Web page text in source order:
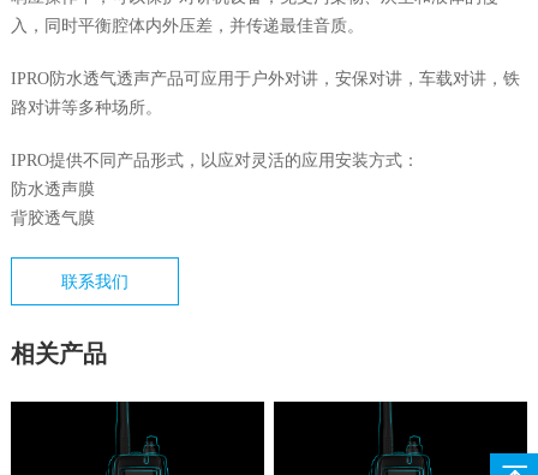
入，同时平衡腔体内外压差，并传递最佳音质。
IPRO防水透气透声产品可应用于户外对讲，安保对讲，车载对讲，铁
路对讲等多种场所。
IPRO提供不同产品形式，以应对灵活的应用安装方式：
防水透声膜
背胶透气膜
联系我们
相关产品